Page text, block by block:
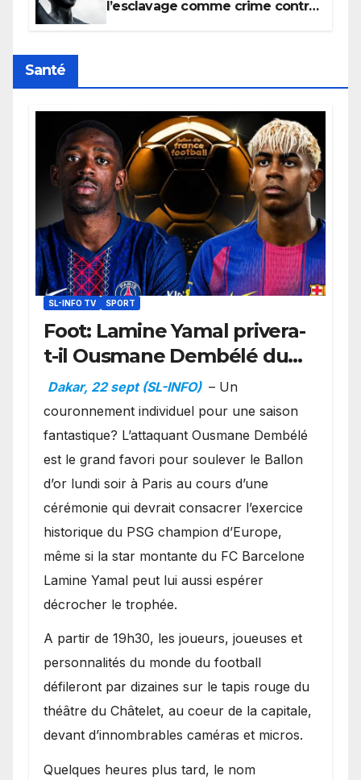
l’esclavage comme crime contre
Santé
SL-INFO TV SPORT
Foot: Lamine Yamal privera-
t-il Ousmane Dembélé du
Ballon d’or ?
Dakar, 22 sept (SL-INFO) – Un
couronnement individuel pour une saison
fantastique? L’attaquant Ousmane Dembélé
est le grand favori pour soulever le Ballon
d’or lundi soir à Paris au cours d’une
cérémonie qui devrait consacrer l’exercice
historique du PSG champion d’Europe,
même si la star montante du FC Barcelone
Lamine Yamal peut lui aussi espérer
décrocher le trophée.
A partir de 19h30, les joueurs, joueuses et
personnalités du monde du football
défileront par dizaines sur le tapis rouge du
théâtre du Châtelet, au coeur de la capitale,
devant d’innombrables caméras et micros.
Quelques heures plus tard, le nom